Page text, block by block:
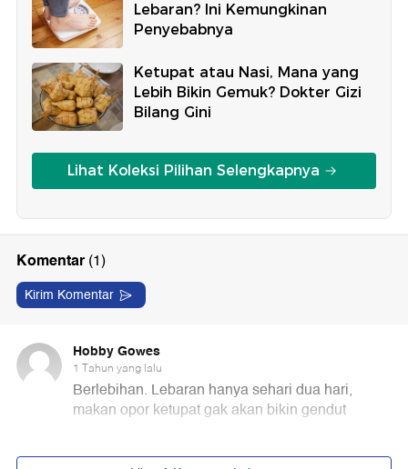
Lebaran? Ini Kemungkinan
Penyebabnya
Ketupat atau Nasi, Mana yang
Lebih Bikin Gemuk? Dokter Gizi
Bilang Gini
Lihat Koleksi Pilihan Selengkapnya